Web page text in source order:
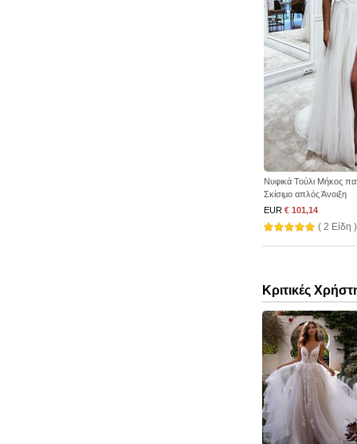
Νυφικά Τούλι Μήκος
Σκίσιμο απλός Άνοιξη
EUR € 101,14
( 2 Είδη )
Κριτικές